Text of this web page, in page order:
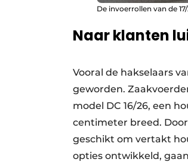
De invoerrollen van de
Naar klanten
Vooral de hakselaars
geworden.
model DC 16/26, een
centimeter breed.
geschikt om vertakt
opties ontwikkeld,